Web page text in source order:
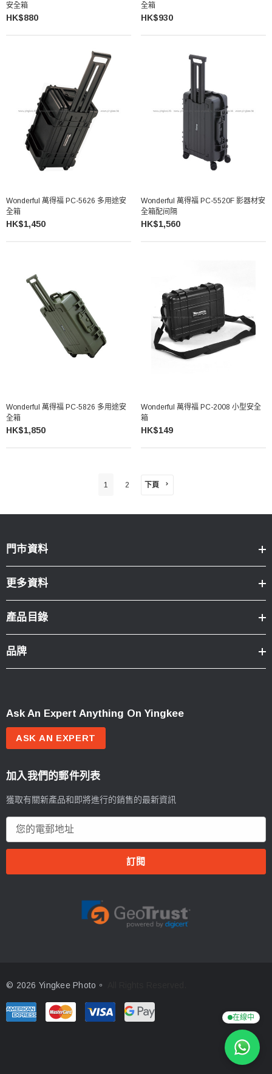
安全箱
HK$880
全箱
HK$930
Wonderful 萬得福 PC-5626 多用途安
全箱
HK$1,450
Wonderful 萬得福 PC-5520F 影器材安
全箱配间隔
HK$1,560
Wonderful 萬得福 PC-5826 多用途安
全箱
HK$1,850
Wonderful 萬得福 PC-2008 小型安全
箱
HK$149
1 2 下頁
門市資料
更多資料
產品目錄
品牌
Ask An Expert Anything On Yingkee
ASK AN EXPERT
加入我們的郵件列表
獲取有關新產品和即將進行的銷售的最新資訊
郵
© 2026 Yingkee Photo。
在線中